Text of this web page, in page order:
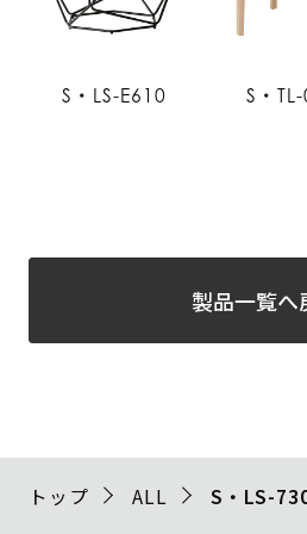
S・LS-E610 S・
製品一覧へ
トップ ALL S・LS-